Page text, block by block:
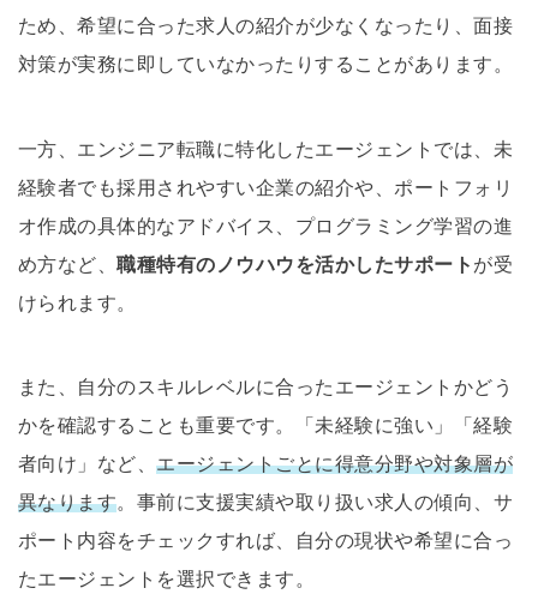
ため、希望に合った求人の紹介が少なくなったり、面接
対策が実務に即していなかったりすることがあります。
一方、エンジニア転職に特化したエージェントでは、未
経験者でも採用されやすい企業の紹介や、ポートフォリ
オ作成の具体的なアドバイス、プログラミング学習の進
め方など、職種特有のノウハウを活かしたサポート が受
けられます。
また、自分のスキルレベルに合ったエージェントかどう
かを確認することも重要です。「未経験に強い」「経験
者向け」など、エージェントごとに得意分野や対象層が
異なります。事前に支援実績や取り扱い求人の傾向、サ
ポート内容をチェックすれば、自分の現状や希望に合っ
たエージェントを選択できます。